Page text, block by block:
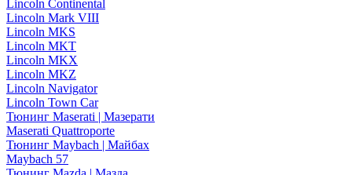
Lincoln Continental
Lincoln Mark VIII
Lincoln MKS
Lincoln MKT
Lincoln MKX
Lincoln MKZ
Lincoln Navigator
Lincoln Town Car
Тюнинг Maserati | Мазерати
Maserati Quattroporte
Тюнинг Maybach | Майбах
Maybach 57